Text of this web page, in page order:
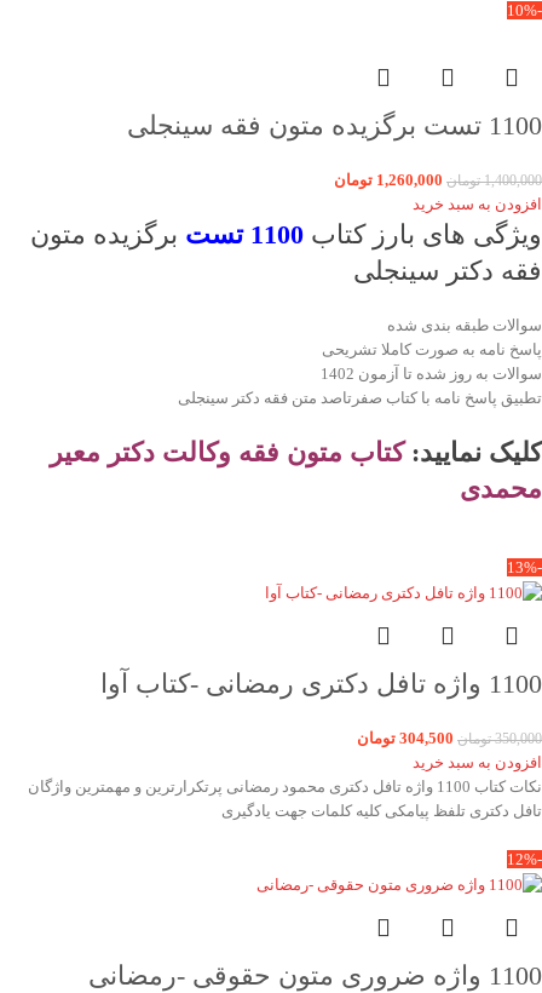
-10%
1100 تست برگزیده متون فقه سینجلی
1,400,000 تومان 1,260,000 تومان
افزودن به سبد خرید
ویژگی های بارز کتاب 1100 تست
برگزیده متون
فقه دکتر سینجلی
سوالات طبقه بندی شده
پاسخ نامه به صورت کاملا تشریحی
سوالات به روز شده تا آزمون 1402
تطبیق پاسخ نامه با کتاب صفرتاصد متن فقه دکتر سینجلی
کلیک نمایید: کتاب متون فقه وکالت دکتر معیر
محمدی
-13%
1100 واژه تافل دکتری رمضانی -کتاب آوا
350,000 تومان 304,500 تومان
افزودن به سبد خرید
نکات کتاب 1100 واژه تافل دکتری محمود رمضانی پرتکرارترین و مهمترین واژگان
تافل دکتری تلفظ پیامکی کلیه کلمات جهت یادگیری
-12%
1100 واژه ضروری متون حقوقی -رمضانی